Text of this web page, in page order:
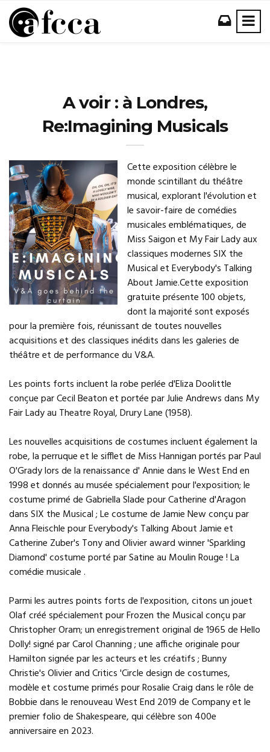
A voir : à Londres,
Re:Imagining Musicals
Cette exposition célèbre le
monde scintillant du théâtre
musical, explorant l'évolution et
le savoir-faire de comédies
musicales emblématiques, de
Miss Saigon et My Fair Lady aux
classiques modernes SIX the
Musical et Everybody's Talking
About Jamie.Cette exposition
gratuite présente 100 objets,
dont la majorité sont exposés
pour la première fois, réunissant de toutes nouvelles
acquisitions et des classiques inédits dans les galeries de
théâtre et de performance du V&A.
Les points forts incluent la robe perlée d'Eliza Doolittle
conçue par Cecil Beaton et portée par Julie Andrews dans My
Fair Lady au Theatre Royal, Drury Lane (1958).
Les nouvelles acquisitions de costumes incluent également la
robe, la perruque et le sifflet de Miss Hannigan portés par Paul
O'Grady lors de la renaissance d' Annie dans le West End en
1998 et donnés au musée spécialement pour l'exposition; le
costume primé de Gabriella Slade pour Catherine d'Aragon
dans SIX the Musical ; Le costume de Jamie New conçu par
Anna Fleischle pour Everybody's Talking About Jamie et
Catherine Zuber's Tony and Olivier award winner 'Sparkling
Diamond' costume porté par Satine au Moulin Rouge ! La
comédie musicale .
Parmi les autres points forts de l'exposition, citons un jouet
Olaf créé spécialement pour Frozen the Musical conçu par
Christopher Oram; un enregistrement original de 1965 de Hello
Dolly! signé par Carol Channing ; une affiche originale pour
Hamilton signée par les acteurs et les créatifs ; Bunny
Christie's Olivier and Critics 'Circle design de costumes,
modèle et costume primés pour Rosalie Craig dans le rôle de
Bobbie dans le renouveau West End 2019 de Company et le
premier folio de Shakespeare, qui célèbre son 400e
anniversaire en 2023.